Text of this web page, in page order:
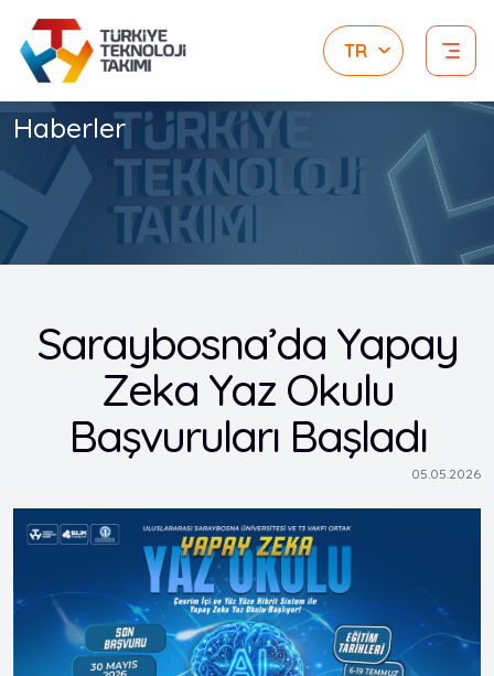
Haberler
Saraybosna’da Yapay
Zeka Yaz Okulu
Başvuruları Başladı
05.05.2026